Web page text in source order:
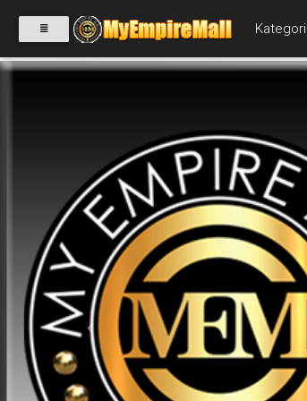
Kategori
Previous
PRODUK(0)
BABIES(0)
KESIHATAN(80)
PERNIAGAAN
RUNCIT(1)